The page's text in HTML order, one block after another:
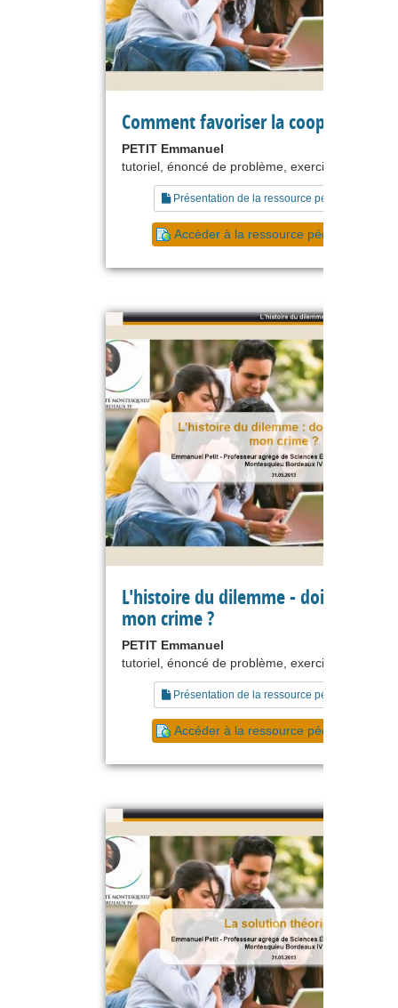
Comment favoriser la coopération ?
PETIT Emmanuel
tutoriel, énoncé de problème, exercice
Présentation de la ressource pédagogique
Accéder à la ressource pédagogique
L'histoire du dilemme - dois-je
mon crime ?
PETIT Emmanuel
tutoriel, énoncé de problème, exercice
Présentation de la ressource pédagogique
Accéder à la ressource pédagogique